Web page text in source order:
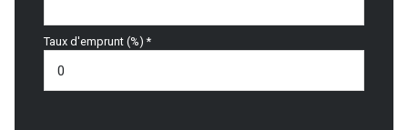
Taux d'emprunt (%) *